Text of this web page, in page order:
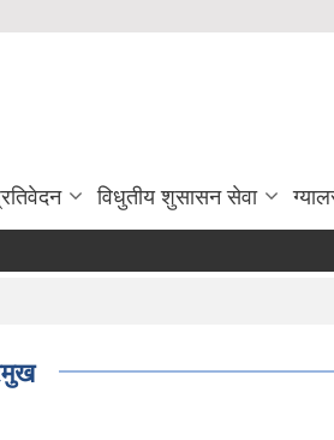
विधुतीय शुसासन सेवा